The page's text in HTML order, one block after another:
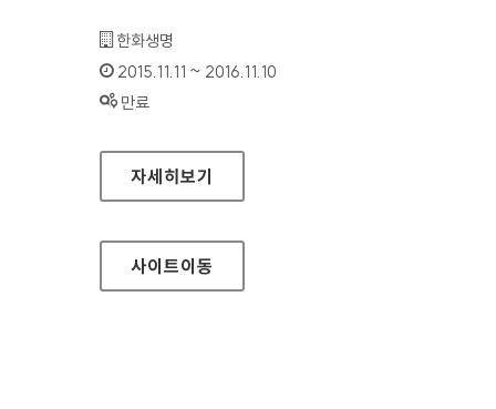
기관명 :
한화생명
인증기간 :
2015.11.11 ~ 2016.11.10
상태 :
만료
한화생명 모바일웹
자세히보기
사이트이동